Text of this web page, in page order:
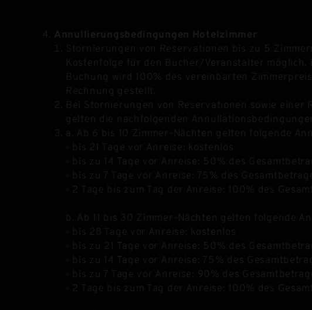
Annullierungsbedingungen Hotelzimmer
Stornierungen von Reservationen bis zu 5
Kostenfolge für den Bucher/Veranstalter
Buchung wird 100% des vereinbarten
Rechnung gestellt.
Bei Stornierungen von Reservationen sowie
gelten die nachfolgenden
a. Ab 6 bis 10 Zimmer-Nächten gelten folgende
◦ bis 21 Tage vor Anreise: kostenlos
◦ bis zu 14 Tage vor Anreise: 50% des
◦ bis zu 7 Tage vor Anreise: 75% des
◦ 2 Tage bis zum Tag der Anreise: 100% des
b. Ab 11 bis 30 Zimmer-Nächten gelten folgende
◦ bis 28 Tage vor Anreise: kostenlos
◦ bis zu 21 Tage vor Anreise: 50% des
◦ bis zu 14 Tage vor Anreise: 75% des
◦ bis zu 7 Tage vor Anreise: 90% des
◦ 2 Tage bis zum Tag der Anreise: 100% des